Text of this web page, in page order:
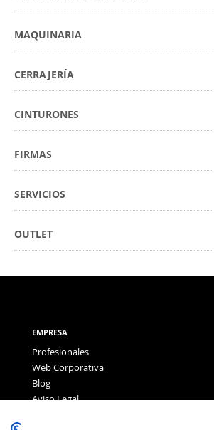
MAQUINARIA
CERRAJERÍA
CINTURONES
FIRMAS
SERVICIOS
OUTLET
EMPRESA
Profesionales
Web Corporativa
Blog
Aviso Legal